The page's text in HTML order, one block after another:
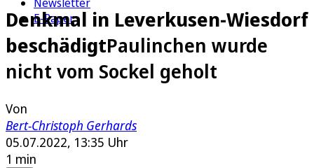
E-Paper
Denkmal in Leverkusen-Wiesdorf
beschädigtPaulinchen wurde
nicht vom Sockel geholt
Von
Bert-Christoph Gerhards
05.07.2022, 13:35 Uhr
1 min